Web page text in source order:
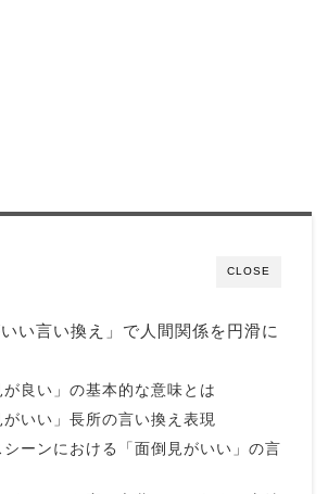
CLOSE
いい言い換え」で人間関係を円滑に
が良い」の基本的な意味とは
がいい」長所の言い換え表現
シーンにおける「面倒見がいい」の言